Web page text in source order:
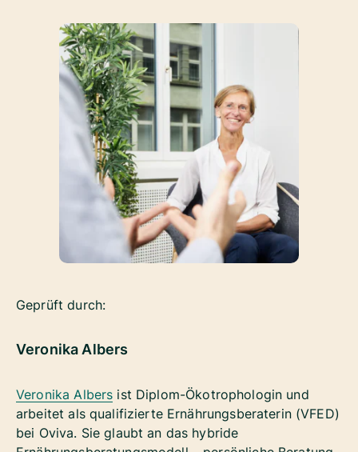
Geprüft durch:
Veronika Albers
Veronika Albers ist Diplom-Ökotrophologin und
arbeitet als qualifizierte Ernährungsberaterin (VFED)
bei Oviva. Sie glaubt an das hybride